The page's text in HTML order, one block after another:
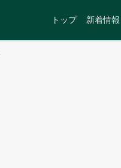
トップ 新着情報